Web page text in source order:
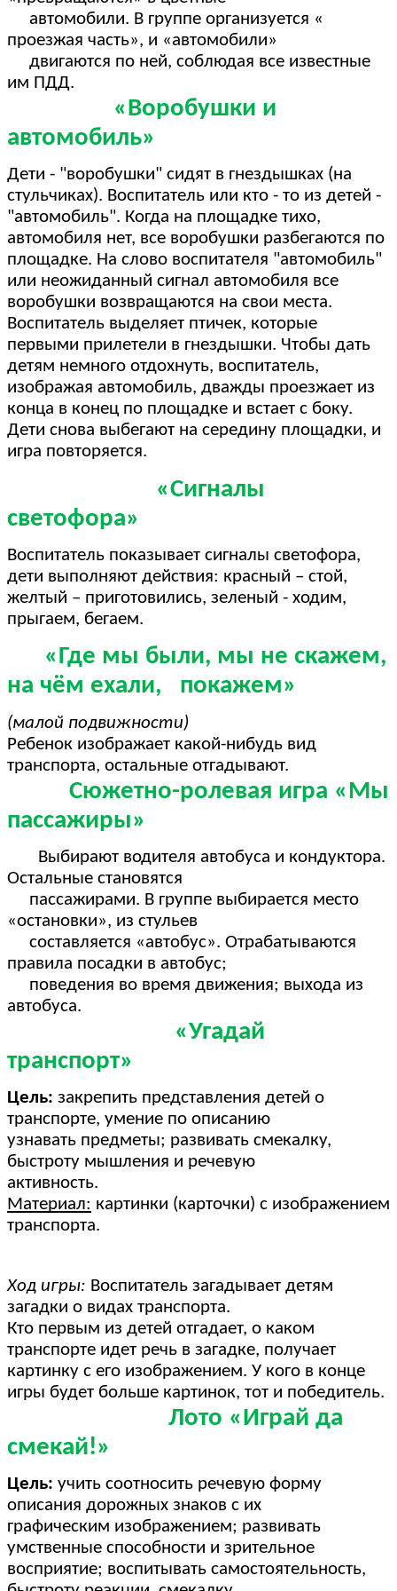
автомобили. В группе организуется «
проезжая часть», и «автомобили»
двигаются по ней, соблюдая все известные
им ПДД.
«Воробушки и
автомобиль»
Дети - "воробушки" сидят в гнездышках (на
стульчиках). Воспитатель или кто - то из детей -
"автомобиль". Когда на площадке тихо,
автомобиля нет, все воробушки разбегаются по
площадке. На слово воспитателя "автомобиль"
или неожиданный сигнал автомобиля все
воробушки возвращаются на свои места.
Воспитатель выделяет птичек, которые
первыми прилетели в гнездышки. Чтобы дать
детям немного отдохнуть, воспитатель,
изображая автомобиль, дважды проезжает из
конца в конец по площадке и встает с боку.
Дети снова выбегают на середину площадки, и
игра повторяется.
«Сигналы
светофора»
Воспитатель показывает сигналы светофора,
дети выполняют действия: красный – стой,
желтый – приготовились, зеленый - ходим,
прыгаем, бегаем.
«Где мы были, мы не скажем,
на чём ехали, покажем»
(малой подвижности)
Ребенок изображает какой-нибудь вид
транспорта, остальные отгадывают.
Сюжетно-ролевая игра «Мы
пассажиры»
Выбирают водителя автобуса и кондуктора.
Остальные становятся
пассажирами. В группе выбирается место
«остановки», из стульев
составляется «автобус». Отрабатываются
правила посадки в автобус;
поведения во время движения; выхода из
автобуса.
«Угадай
транспорт»
Цель: закрепить представления детей о
транспорте, умение по описанию
узнавать предметы; развивать смекалку,
быстроту мышления и речевую
активность.
Материал: картинки (карточки) с изображением
транспорта.
Ход игры: Воспитатель загадывает детям
загадки о видах транспорта.
Кто первым из детей отгадает, о каком
транспорте идет речь в загадке, получает
картинку с его изображением. У кого в конце
игры будет больше картинок, тот и победитель.
Лото «Играй да
смекай!»
Цель: учить соотносить речевую форму
описания дорожных знаков с их
графическим изображением; развивать
умственные способности и зрительное
восприятие; воспитывать самостоятельность,